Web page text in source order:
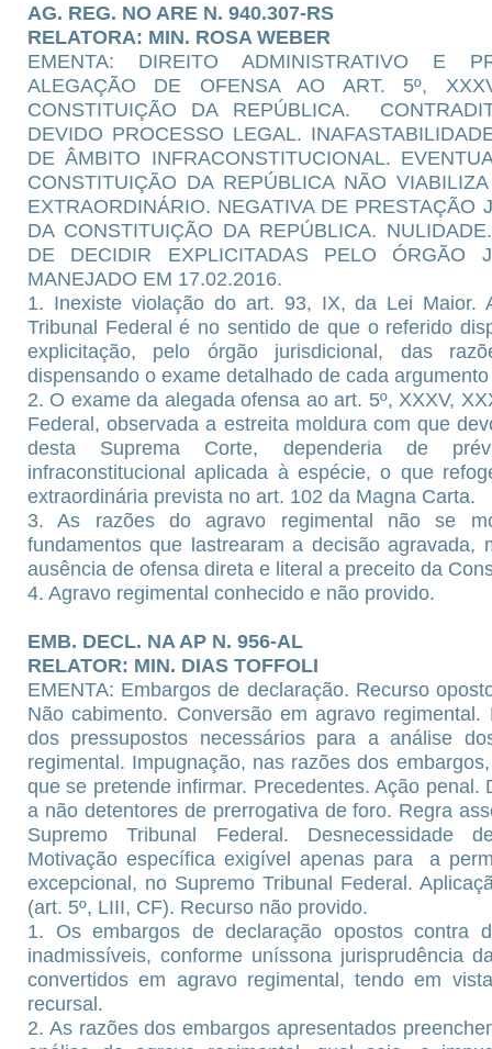
AG. REG. NO ARE N. 940.307-RS
RELATORA: MIN. ROSA WEBER
EMENTA: DIREITO ADMINISTRATIVO E
ALEGAÇÃO DE OFENSA AO ART. 5º,
CONSTITUIÇÃO DA REPÚBLICA.
DEVIDO PROCESSO LEGAL.
DE ÂMBITO INFRACONSTITUCIONAL.
CONSTITUIÇÃO DA REPÚBLICA NÃO
EXTRAORDINÁRIO. NEGATIVA DE PRESTAÇÃO
DA CONSTITUIÇÃO DA REPÚBLICA.
DE DECIDIR EXPLICITADAS PELO ÓRGÃO
MANEJADO EM 17.02.2016.
1. Inexiste violação do art. 93, IX, da Lei Maior.
Tribunal Federal é no sentido de que o referido
explicitação, pelo órgão jurisdicional, das
dispensando o exame detalhado de cada
2. O exame da alegada ofensa ao art. 5º, XXXV,
Federal, observada a estreita moldura com que
desta Suprema Corte, dependeria de
infraconstitucional aplicada à espécie, o que
extraordinária prevista no art. 102 da Magna Carta.
3. As razões do agravo regimental não se
fundamentos que lastrearam a decisão agravada,
ausência de ofensa direta e literal a preceito da
4. Agravo regimental conhecido e não provido.
EMB. DECL. NA AP N. 956-AL
RELATOR: MIN. DIAS TOFFOLI
EMENTA: Embargos de declaração. Recurso
Não cabimento. Conversão em agravo regimental.
dos pressupostos necessários para a análise
regimental. Impugnação, nas razões dos
que se pretende infirmar. Precedentes. Ação penal.
a não detentores de prerrogativa de foro. Regra
Supremo Tribunal Federal. Desnecessidade
Motivação específica exigível apenas para a
excepcional, no Supremo Tribunal Federal.
(art. 5º, LIII, CF). Recurso não provido.
1. Os embargos de declaração opostos contra
inadmissíveis, conforme uníssona jurisprudência
convertidos em agravo regimental, tendo em
recursal.
2. As razões dos embargos apresentados